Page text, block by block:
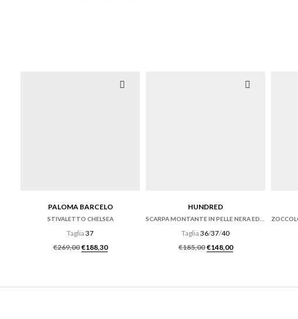
PALOMA BARCELO
STIVALETTO CHELSEA
Taglia 37
€269,00 Il prezzo originale era: €269,00.
€188,30Il prezzo attuale è: €188,30.
HUNDRED
SCARPA MONTANTE IN PELLE NERA ED ECRU’
Taglia 36/37/40
€185,00 Il prezzo originale era:
€148,00Il prezzo attuale